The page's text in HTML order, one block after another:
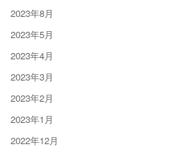
2023年8月
2023年5月
2023年4月
2023年3月
2023年2月
2023年1月
2022年12月